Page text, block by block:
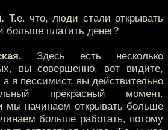
Т.е. что, люди стали открывать
больше платить денег?
Здесь есть несколько
вы совершенно, вот видите,
я пессимист, вы действительно
прекрасный момент.
мы начинаем открывать больше
больше работать, потому